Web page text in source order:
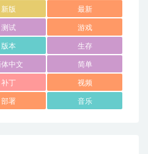
新版 最新
测试 游戏
版本 生存
中文 简单
补丁 视频
部署 音乐